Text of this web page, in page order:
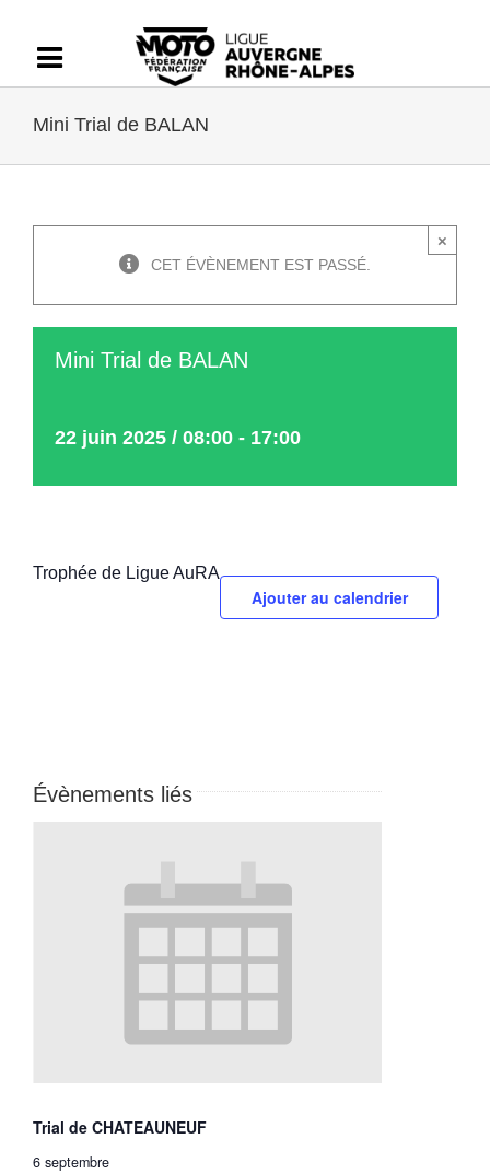
contenu
Mini Trial de BALAN
×
CET ÉVÈNEMENT EST PASSÉ.
Mini Trial de BALAN
22 juin 2025 / 08:00 - 17:00
Trophée de Ligue AuRA
Ajouter au calendrier
Évènements liés
Trial de CHATEAUNEUF
6 septembre